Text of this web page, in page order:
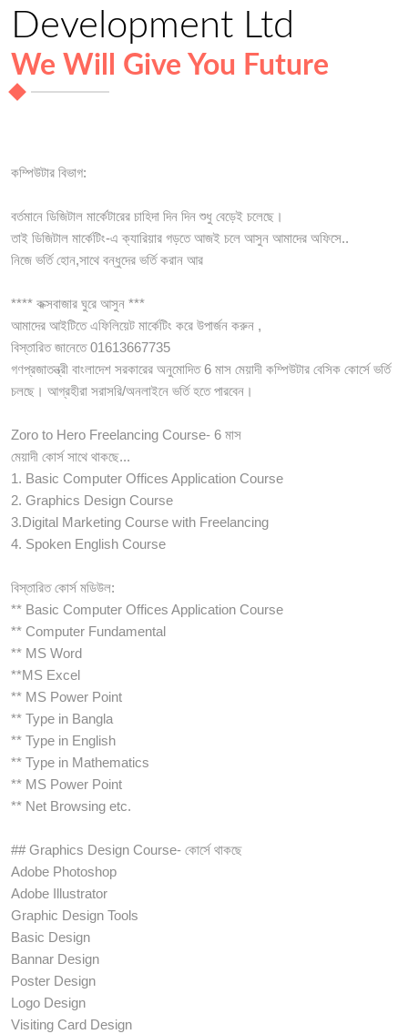
Development Ltd
We Will Give You Future
কম্পিউটার বিভাগ:
বর্তমানে ডিজিটাল মার্কেটারের চাহিদা দিন দিন শুধু বেড়েই চলেছে।
তাই ডিজিটাল মার্কেটিং-এ ক্যারিয়ার গড়তে আজই চলে আসুন আমাদের অফিসে..
নিজে ভর্তি হোন,সাথে বন্ধুদের ভর্তি করান আর
**** কক্সবাজার ঘুরে আসুন ***
আমাদের আইটিতে এফিলিয়েট মার্কেটিং করে উপার্জন করুন ,
বিস্তারিত জানেতে 01613667735
গণপ্রজাতন্ত্রী বাংলাদেশ সরকারের অনুমোদিত 6 মাস মেয়াদী কম্পিউটার বেসিক কোর্সে ভর্তি
চলছে। আগ্রহীরা সরাসরি/অনলাইনে ভর্তি হতে পারবেন।
Zoro to Hero Freelancing Course- 6 মাস
মেয়াদী কোর্স সাথে থাকছে...
1. Basic Computer Offices Application Course
2. Graphics Design Course
3.Digital Marketing Course with Freelancing
4. Spoken English Course
বিস্তারিত কোর্স মডিউল:
** Basic Computer Offices Application Course
** Computer Fundamental
** MS Word
**MS Excel
** MS Power Point
** Type in Bangla
** Type in English
** Type in Mathematics
** MS Power Point
** Net Browsing etc.
## Graphics Design Course- কোর্সে থাকছে
Adobe Photoshop
Adobe Illustrator
Graphic Design Tools
Basic Design
Bannar Design
Poster Design
Logo Design
Visiting Card Design